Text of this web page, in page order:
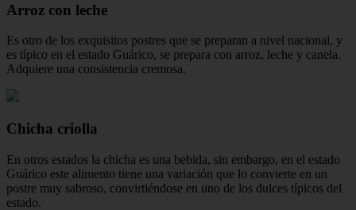
Arroz con leche
Es otro de los exquisitos postres que se preparan a nivel nacional, y
es típico en el estado Guárico, se prepara con arroz, leche y canela.
Adquiere una consistencia cremosa.
Chicha criolla
En otros estados la chicha es una bebida, sin embargo, en el estado
Guárico este alimento tiene una variación que lo convierte en un
postre muy sabroso, convirtiéndose en uno de los dulces típicos del
estado.